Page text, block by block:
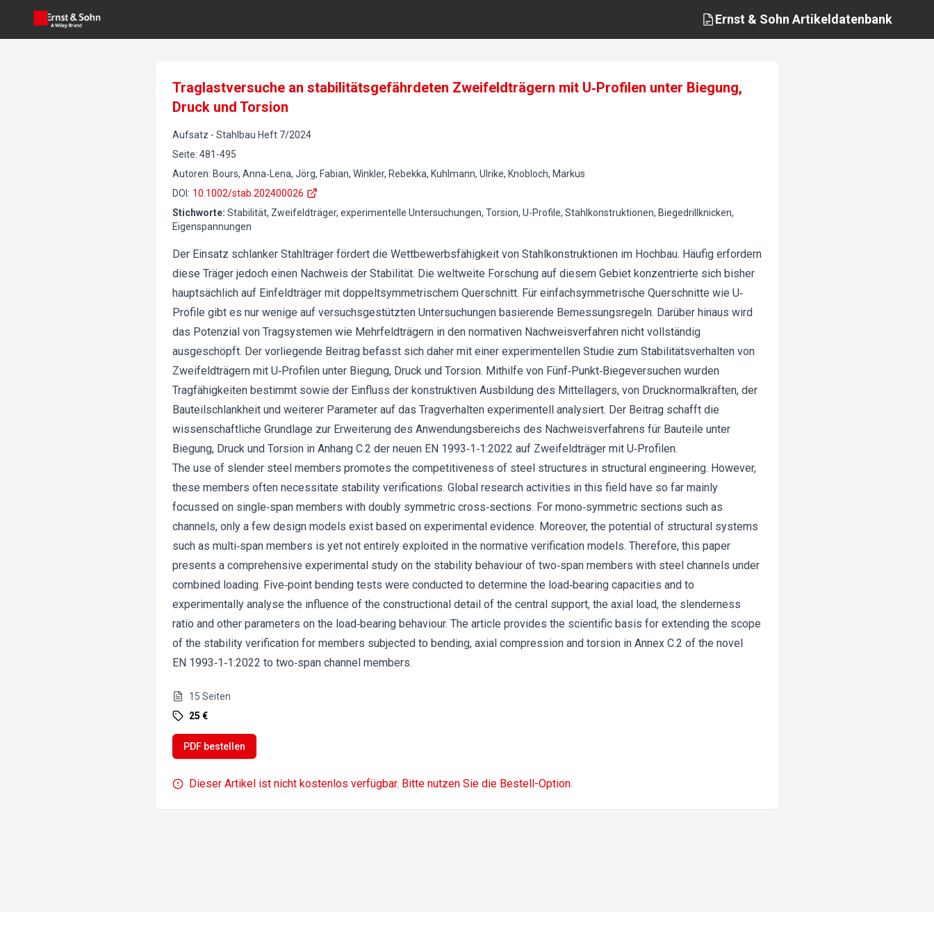
Ernst & Sohn Artikeldatenbank
Traglastversuche an stabilitätsgefährdeten Zweifeldträgern mit U‐Profilen unter Biegung,
Druck und Torsion
Aufsatz - Stahlbau Heft 7/2024
Seite: 481-495
Autoren: Bours, Anna‐Lena, Jörg, Fabian, Winkler, Rebekka, Kuhlmann, Ulrike, Knobloch, Markus
DOI : 10.1002/stab.202400026
Stichworte: Stabilität, Zweifeldträger, experimentelle Untersuchungen, Torsion, U-Profile, Stahlkonstruktionen, Biegedrillknicken,
Eigenspannungen
Der Einsatz schlanker Stahlträger fördert die Wettbewerbsfähigkeit von Stahlkonstruktionen im Hochbau. Häufig erfordern
diese Träger jedoch einen Nachweis der Stabilität. Die weltweite Forschung auf diesem Gebiet konzentrierte sich bisher
hauptsächlich auf Einfeldträger mit doppeltsymmetrischem Querschnitt. Für einfachsymmetrische Querschnitte wie U‐
Profile gibt es nur wenige auf versuchsgestützten Untersuchungen basierende Bemessungsregeln. Darüber hinaus wird
das Potenzial von Tragsystemen wie Mehrfeldträgern in den normativen Nachweisverfahren nicht vollständig
ausgeschöpft. Der vorliegende Beitrag befasst sich daher mit einer experimentellen Studie zum Stabilitätsverhalten von
Zweifeldträgern mit U‐Profilen unter Biegung, Druck und Torsion. Mithilfe von Fünf‐Punkt‐Biegeversuchen wurden
Tragfähigkeiten bestimmt sowie der Einfluss der konstruktiven Ausbildung des Mittellagers, von Drucknormalkräften, der
Bauteilschlankheit und weiterer Parameter auf das Tragverhalten experimentell analysiert. Der Beitrag schafft die
wissenschaftliche Grundlage zur Erweiterung des Anwendungsbereichs des Nachweisverfahrens für Bauteile unter
Biegung, Druck und Torsion in Anhang C.2 der neuen EN 1993‐1‐1:2022 auf Zweifeldträger mit U‐Profilen.
The use of slender steel members promotes the competitiveness of steel structures in structural engineering. However,
these members often necessitate stability verifications. Global research activities in this field have so far mainly
focussed on single‐span members with doubly symmetric cross‐sections. For mono‐symmetric sections such as
channels, only a few design models exist based on experimental evidence. Moreover, the potential of structural systems
such as multi‐span members is yet not entirely exploited in the normative verification models. Therefore, this paper
presents a comprehensive experimental study on the stability behaviour of two‐span members with steel channels under
combined loading. Five‐point bending tests were conducted to determine the load‐bearing capacities and to
experimentally analyse the influence of the constructional detail of the central support, the axial load, the slenderness
ratio and other parameters on the load‐bearing behaviour. The article provides the scientific basis for extending the scope
of the stability verification for members subjected to bending, axial compression and torsion in Annex C.2 of the novel
EN 1993‐1‐1:2022 to two‐span channel members.
15 Seiten
25 €
PDF bestellen
Dieser Artikel ist nicht kostenlos verfügbar. Bitte nutzen Sie die Bestell-Option.